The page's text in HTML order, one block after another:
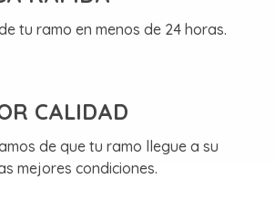
tu ramo en menos de 24 horas.
CALIDAD
de que tu ramo llegue a su
mejores condiciones.